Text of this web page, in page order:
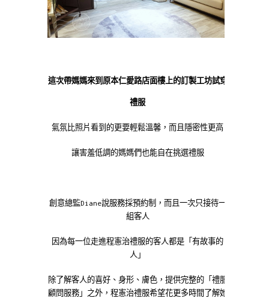
這次帶媽媽來到原本仁愛路店面樓上的訂製工坊試穿
禮服
氣氛比照片看到的更要輕鬆溫馨，而且隱密性更高
讓害羞低調的媽媽們也能自在挑選禮服
創意總監Diane說服務採預約制，而且一次只接待一
組客人
因為每一位走進程憲治禮服的客人都是「有故事的
人」
除了解客人的喜好、身形、膚色，提供完整的「禮服
顧問服務」之外，程憲治禮服希望花更多時間了解她